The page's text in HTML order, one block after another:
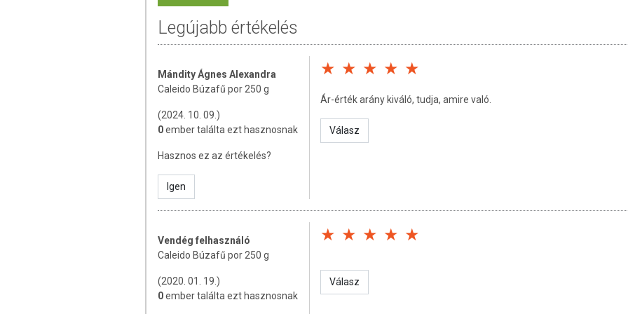
Nyomokban zellert, mustármagot, vadrepcét és glutént tartalmazhat.
Energia: 1262 kJ/301 kcal
Zsír: 6,4 g
amelyben telített zsírsav: 1 g
Szénhidrát: 12,2 g
amelyben cukor: 0 g
Só: 1,4 g
C-vitamin (Aszkorbinsav): 45 mg
B2-vitamin (Riboflavin): 0,76 mg
Klorofill: 621 mg
Legújabb értékelés
Mándity Ágnes Alexandra
Caleido Búzafű por 250 g
(2024. 10. 09.)
0ember találta ezt hasznosnak
Hasznos ez az értékelés?
Igen
Ár-érték arány kiváló, tudja, amire való.
Válasz
Vendég felhasználó
Caleido Búzafű por 250 g
(2020. 01. 19.)
0ember találta ezt hasznosnak
Válasz